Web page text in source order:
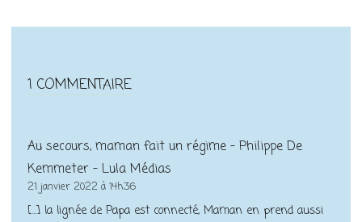
1 COMMENTAIRE
Au secours, maman fait un régime – Philippe De
Kemmeter – Lula Médias
21 janvier 2022 à 14h36
[…] la lignée de Papa est connecté, Maman en prend aussi